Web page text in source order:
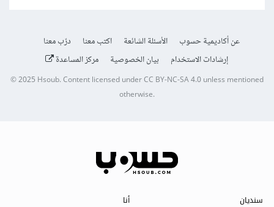
عن أكاديمية حسوب الأسئلة الشائعة اكتب معنا
درّب معنا
إرشادات الاستخدام
بيان الخصوصية مركز المساعدة
© 2025Hsoub.Content licensed underCC BY-NC-SA 4.0unless mentioned
otherwise.